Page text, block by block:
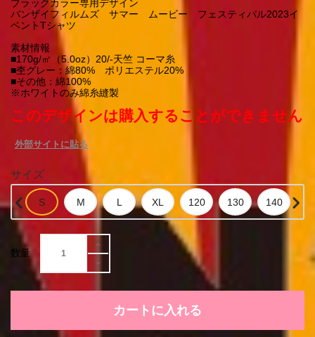
ブラックカラー専用デザイン
バンザイフィルムズ サマー ムービー フェスティバル2023イ
ベントTシャツ
素材情報
■170g/㎡（5.0oz）20/-天竺 コーマ糸
■杢グレー：綿80% ポリエステル20%
■その他：綿100%
※ホワイトのみ綿糸縫製
このデザインは購入することができません
外部サイトに貼る
サイズ
数量
カートに入れる